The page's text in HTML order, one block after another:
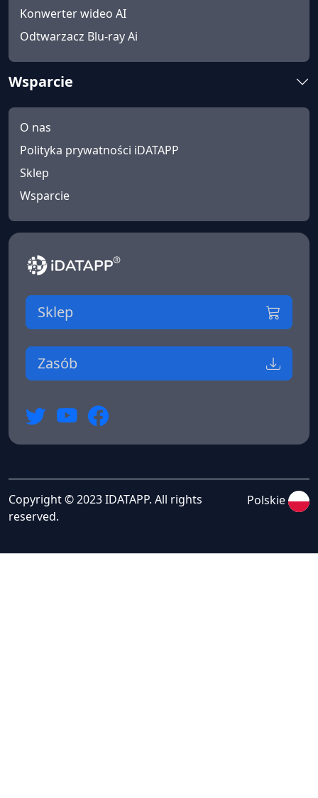
Konwerter wideo AI
Odtwarzacz Blu-ray Ai
Wsparcie
O nas
Polityka prywatności iDATAPP
Sklep
Wsparcie
Sklep
Zasób
Copyright © 2023 IDATAPP. All rights
reserved.
Polskie